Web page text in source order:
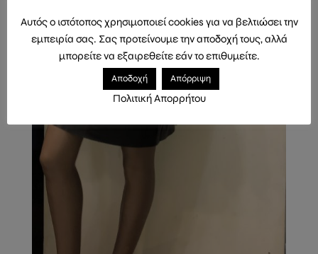
Αυτός ο ιστότοπος χρησιμοποιεί cookies για να βελτιώσει την
εμπειρία σας. Σας προτείνουμε την αποδοχή τους, αλλά
μπορείτε να εξαιρεθείτε εάν το επιθυμείτε.
Αποδοχή Απόρριψη
Πολιτική Απορρήτου